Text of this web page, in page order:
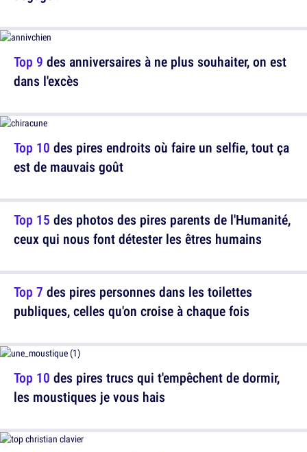
Top 10 des pires endroits où faire un selfie, tout ça
est de mauvais goût
Top 7 des pires personnes dans les toilettes
publiques, celles qu'on croise à chaque fois
Top 9 des anniversaires à ne plus souhaiter, on est
dans l'excès
Top 15 des photos des pires parents de l'Humanité,
ceux qui nous font détester les êtres humains
Top 10 des pires trucs qui t'empêchent de dormir,
les moustiques je vous hais